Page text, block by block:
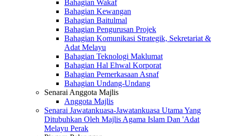
Bahagian Wakaf
Bahagian Kewangan
Bahagian Baitulmal
Bahagian Pengurusan Projek
Bahagian Komunikasi Strategik, Sekretariat &
Adat Melayu
Bahagian Teknologi Maklumat
Bahagian Hal Ehwal Korporat
Bahagian Pemerkasaan Asnaf
Bahagian Undang-Undang
Senarai Anggota Majlis
Anggota Majlis
Senarai Jawatankuasa-Jawatankuasa Utama Yang
Ditubuhkan Oleh Majlis Agama Islam Dan 'Adat
Melayu Perak